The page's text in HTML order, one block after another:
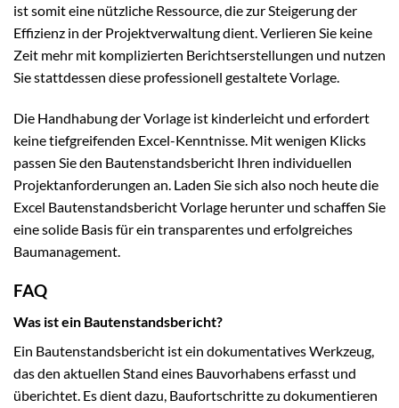
ist somit eine nützliche Ressource, die zur Steigerung der
Effizienz in der Projektverwaltung dient. Verlieren Sie keine
Zeit mehr mit komplizierten Berichtserstellungen und nutzen
Sie stattdessen diese professionell gestaltete Vorlage.
Die Handhabung der Vorlage ist kinderleicht und erfordert
keine tiefgreifenden Excel-Kenntnisse. Mit wenigen Klicks
passen Sie den Bautenstandsbericht Ihren individuellen
Projektanforderungen an. Laden Sie sich also noch heute die
Excel Bautenstandsbericht Vorlage herunter und schaffen Sie
eine solide Basis für ein transparentes und erfolgreiches
Baumanagement.
FAQ
Was ist ein Bautenstandsbericht?
Ein Bautenstandsbericht ist ein dokumentatives Werkzeug,
das den aktuellen Stand eines Bauvorhabens erfasst und
überichtet. Es dient dazu, Baufortschritte zu dokumentieren